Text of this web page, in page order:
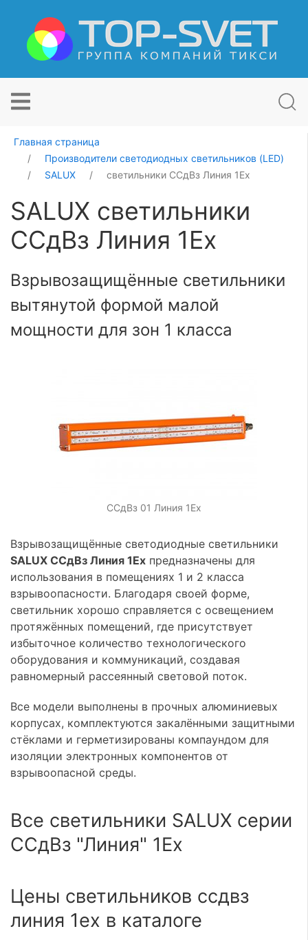
Главная страница
Производители светодиодных светильников (LED)
SALUX
светильники ССдВз Линия 1Ех
SALUX светильники
ССдВз Линия 1Ех
Взрывозащищённые светильники
вытянутой формой малой
мощности для зон 1 класса
ССдВз 01 Линия 1Ех
Взрывозащищённые светодиодные светильники
SALUX ССдВз Линия 1Ex предназначены для
использования в помещениях 1 и 2 класса
взрывоопасности. Благодаря своей форме,
светильник хорошо справляется с освещением
протяжённых помещений, где присутствует
избыточное количество технологического
оборудования и коммуникаций, создавая
равномерный рассеянный световой поток.
Все модели выполнены в прочных алюминиевых
корпусах, комплектуются закалёнными защитными
стёклами и герметизированы компаундом для
изоляции электронных компонентов от
взрывоопасной среды.
Все светильники SALUX серии
ССдВз "Линия" 1Ex
Цены светильников ссдвз
линия 1ех в каталоге